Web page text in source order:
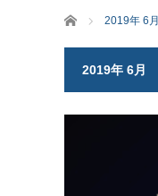
ホーム 2019年 6月
2019年 6月